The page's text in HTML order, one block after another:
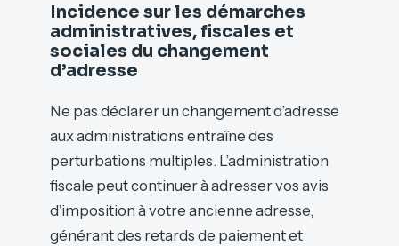
Incidence sur les démarches
administratives, fiscales et
sociales du changement
d’adresse
Ne pas déclarer un changement d’adresse
aux administrations entraîne des
perturbations multiples. L’administration
fiscale peut continuer à adresser vos avis
d’imposition à votre ancienne adresse,
générant des retards de paiement et